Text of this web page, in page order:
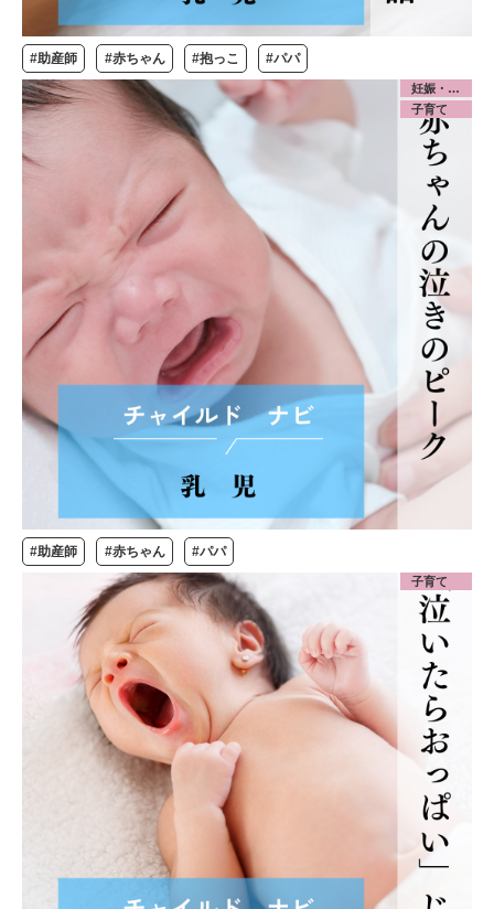
#助産師 #赤ちゃん #抱っこ #パパ
妊娠・出産
子育て
#助産師 #赤ちゃん #パパ
子育て